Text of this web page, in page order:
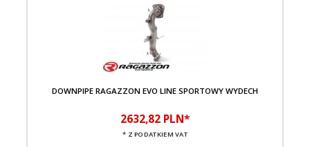
DOWNPIPE RAGAZZON EVO LINE SPORTOWY WYDECH
2632,82 PLN*
* Z PODATKIEM VAT